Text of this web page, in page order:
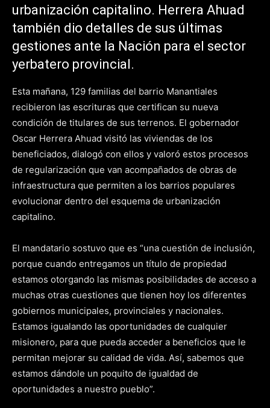
urbanización capitalino. Herrera Ahuad
también dio detalles de sus últimas
gestiones ante la Nación para el sector
yerbatero provincial.
Esta mañana, 129 familias del barrio Manantiales
recibieron las escrituras que certifican su nueva
condición de titulares de sus terrenos. El gobernador
Oscar Herrera Ahuad visitó las viviendas de los
beneficiados, dialogó con ellos y valoró estos procesos
de regularización que van acompañados de obras de
infraestructura que permiten a los barrios populares
evolucionar dentro del esquema de urbanización
capitalino.
El mandatario sostuvo que es “una cuestión de inclusión,
porque cuando entregamos un título de propiedad
estamos otorgando las mismas posibilidades de acceso a
muchas otras cuestiones que tienen hoy los diferentes
gobiernos municipales, provinciales y nacionales.
Estamos igualando las oportunidades de cualquier
misionero, para que pueda acceder a beneficios que le
permitan mejorar su calidad de vida. Así, sabemos que
estamos dándole un poquito de igualdad de
oportunidades a nuestro pueblo”.